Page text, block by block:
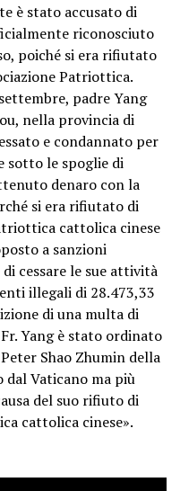
è stato accusato di
riconosciuto
poiché si era rifiutato
Patriottica.
padre Yang
nella provincia di
e condannato per
sotto le spoglie di
denaro con la
si era rifiutato di
cattolica cinese
a sanzioni
cessare le sue attività
illegali di 28.473,33
di una multa di
Yang è stato ordinato
Shao Zhumin della
dal Vaticano ma più
del suo rifiuto di
cattolica cinese».